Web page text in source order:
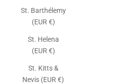
St. Barthélemy
(EUR €)
St. Helena
(EUR €)
St. Kitts &
Nevis (EUR €)